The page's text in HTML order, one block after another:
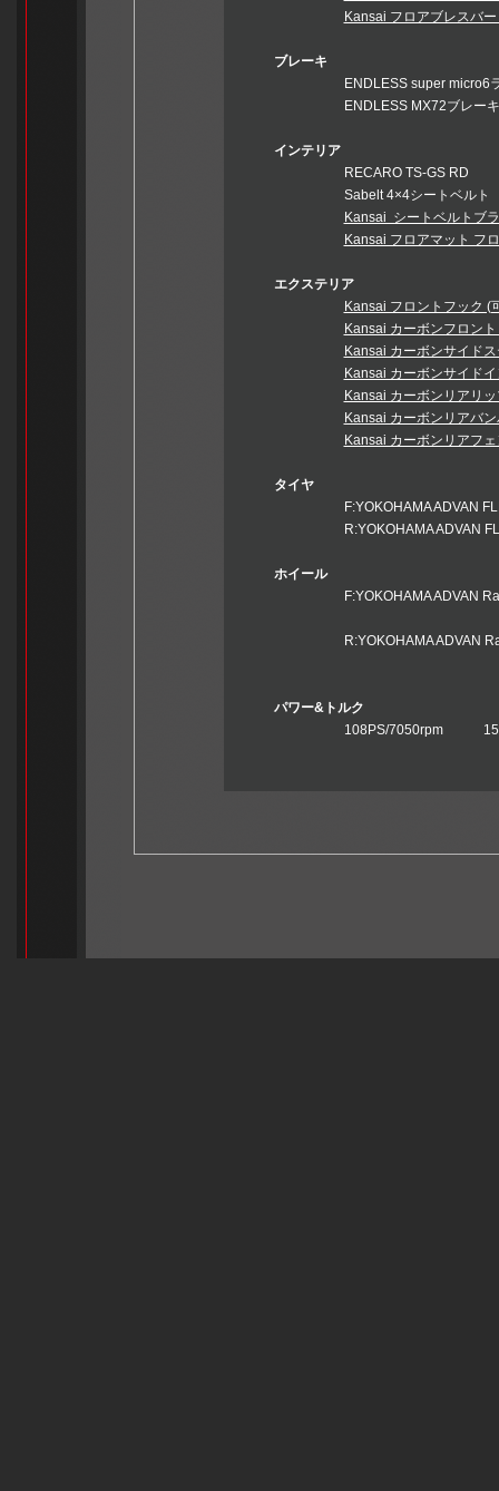
Kansai フロアブレスバ
ブレーキ
ENDLESS super micro6ライト
ENDLESS MX72ブレーキ
インテリア
RECARO TS-GS RD
Sabelt 4×4シートベルト
Kansai シートベルトブ
Kansai フロアマット フ
エクステリア
Kansai フロントフック
Kansai カーボンフロン
Kansai カーボンサイド
Kansai カーボンサイド
Kansai カーボンリアリ
Kansai カーボンリアバ
Kansai カーボンリアフ
タイヤ
F:YOKOHAMA ADVAN
R:YOKOHAMA ADVAN
ホイール
F:YOKOHAMA ADVAN
R:YOKOHAMA ADVAN
パワー&トルク
108PS/7050rpm 15.1kg-